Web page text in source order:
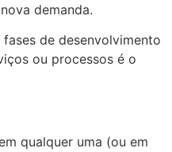
demanda.
de desenvolvimento
ou processos é o
qualquer uma (ou em